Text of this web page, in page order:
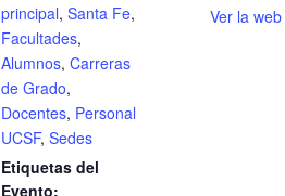
principal, Santa Fe,
Facultades,
Alumnos, Carreras
de Grado,
Docentes, Personal
UCSF, Sedes
Etiquetas del
Evento:
Ver la